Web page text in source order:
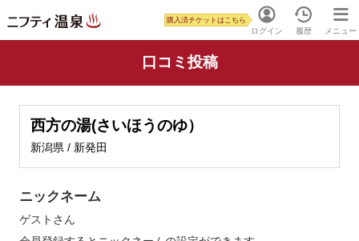
ログイン
購入済チケットはこちら
履歴 メニュー
口コミ投稿
西方の湯(さいほうのゆ）
新潟県 / 新発田
ニックネーム
ゲスト さん